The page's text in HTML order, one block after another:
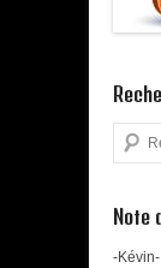
Search
Note
-